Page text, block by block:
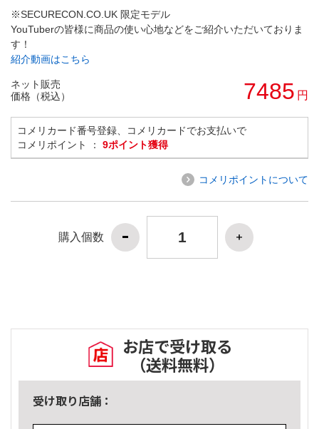
※SECURECON.CO.UK 限定モデル
YouTuberの皆様に商品の使い心地などをご紹介いただいておりま
す！
紹介動画はこちら
ネット販売
価格（税込）
7485 円
コメリカード番号登録、コメリカードでお支払いで
コメリポイント ： 9ポイント獲得
コメリポイントについて
購入個数
お店で受け取る
（送料無料）
受け取り店舗：